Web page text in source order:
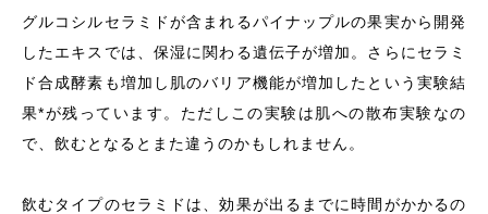
グルコシルセラミドが含まれるパイナップルの果実から開発
したエキスでは、保湿に関わる遺伝子が増加。さらにセラミ
ド合成酵素も増加し肌のバリア機能が増加したという実験結
果*が残っています。ただしこの実験は肌への散布実験なの
で、飲むとなるとまた違うのかもしれません。
飲むタイプのセラミドは、効果が出るまでに時間がかかるの